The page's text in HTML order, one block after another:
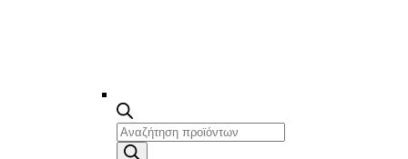
Products
search